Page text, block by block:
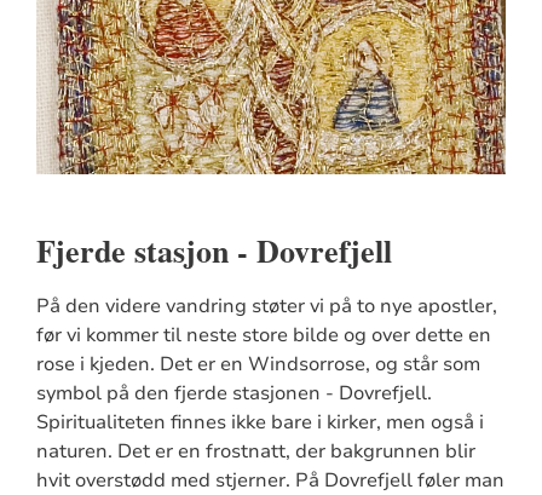
Fjerde stasjon - Dovrefjell
På den videre vandring støter vi på to nye apostler,
før vi kommer til neste store bilde og over dette en
rose i kjeden. Det er en Windsorrose, og står som
symbol på den fjerde stasjonen - Dovrefjell.
Spiritualiteten finnes ikke bare i kirker, men også i
naturen. Det er en frostnatt, der bakgrunnen blir
hvit overstødd med stjerner. På Dovrefjell føler man